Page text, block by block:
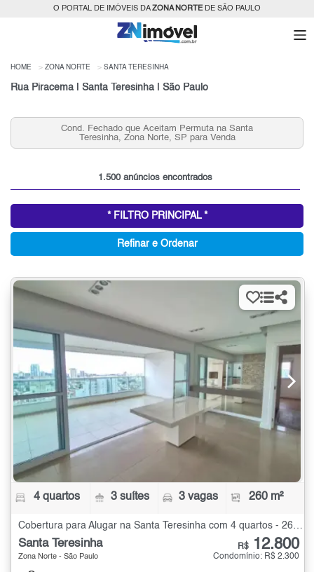
O PORTAL DE IMÓVEIS DAZONA NORTEDE SÃO PAULO
HOME ZONA NORTE SANTA TERESINHA
Rua Piracema | Santa Teresinha | São Paulo
Apartamentos 3 Quartos e 2 Vagas na Santa Teresinha
para Venda, Zona Norte, SP
1.500 anúncios encontrados
* FILTRO PRINCIPAL *
Refinar e Ordenar
4 quartos 3 suítes 3 vagas 260 m²
Cobertura para Alugar na Santa Teresinha com 4 quartos - 260 m²
Santa Teresinha
Zona Norte - São Paulo
R$ 12.800
Condomínio: R$ 2.300